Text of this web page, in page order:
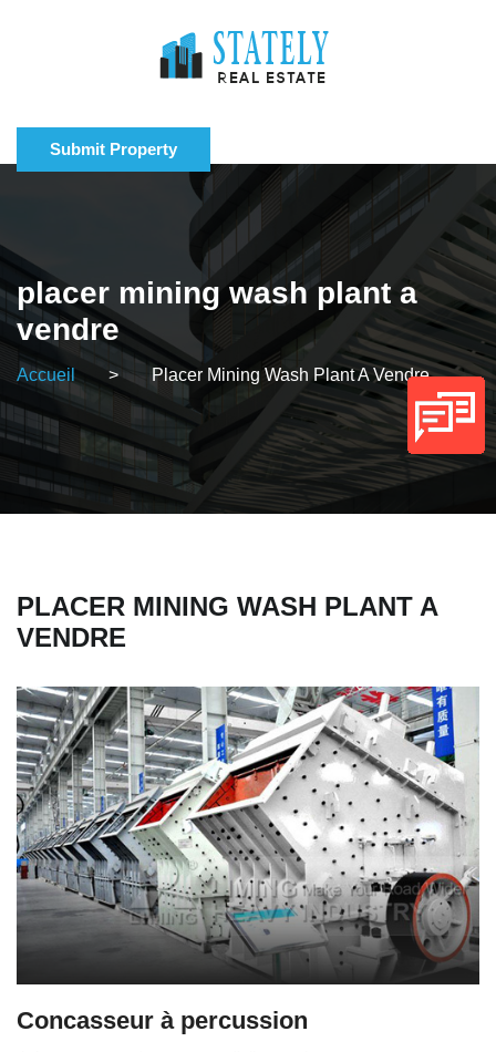
Submit Property
placer mining wash plant a
vendre
Accueil > Placer Mining Wash Plant A Vendre
PLACER MINING WASH PLANT A
VENDRE
Concasseur à percussion